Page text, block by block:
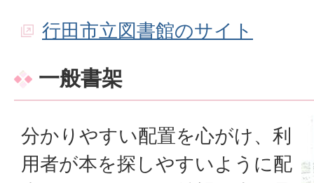
行田市立図書館のサイト
一般書架
分かりやすい配置を心がけ、利
用者が本を探しやすいように配